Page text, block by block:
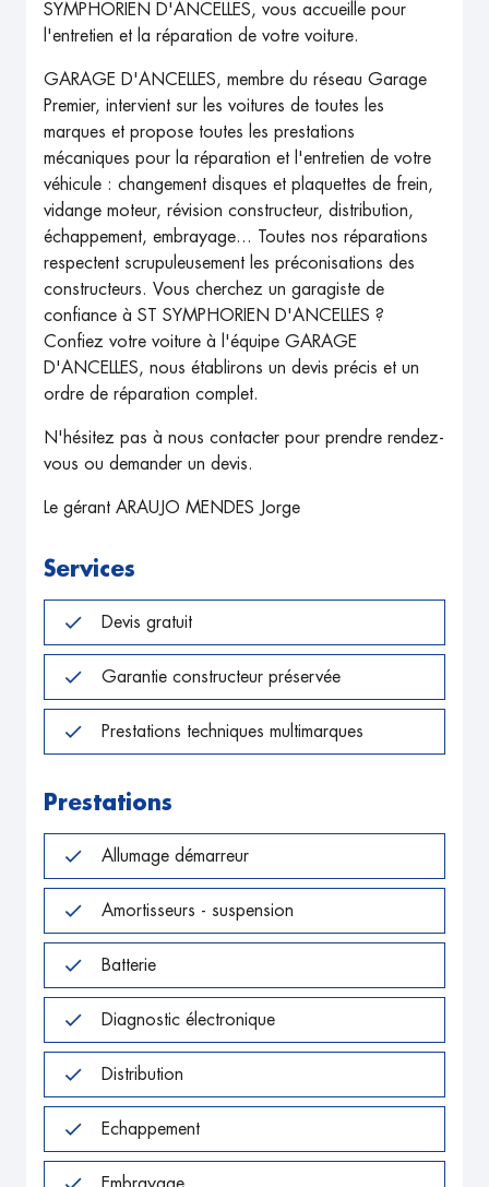
SYMPHORIEN D'ANCELLES, vous accueille pour
l'entretien et la réparation de votre voiture.
GARAGE D'ANCELLES, membre du réseau Garage
Premier, intervient sur les voitures de toutes les
marques et propose toutes les prestations
mécaniques pour la réparation et l'entretien de votre
véhicule : changement disques et plaquettes de frein,
vidange moteur, révision constructeur, distribution,
échappement, embrayage... Toutes nos réparations
respectent scrupuleusement les préconisations des
constructeurs. Vous cherchez un garagiste de
confiance à ST SYMPHORIEN D'ANCELLES ?
Confiez votre voiture à l'équipe GARAGE
D'ANCELLES, nous établirons un devis précis et un
ordre de réparation complet.
N'hésitez pas à nous contacter pour prendre rendez-
vous ou demander un devis.
Le gérant ARAUJO MENDES Jorge
Services
Devis gratuit
Garantie constructeur préservée
Prestations techniques multimarques
Prestations
Allumage démarreur
Amortisseurs - suspension
Batterie
Diagnostic électronique
Distribution
Echappement
Embrayage